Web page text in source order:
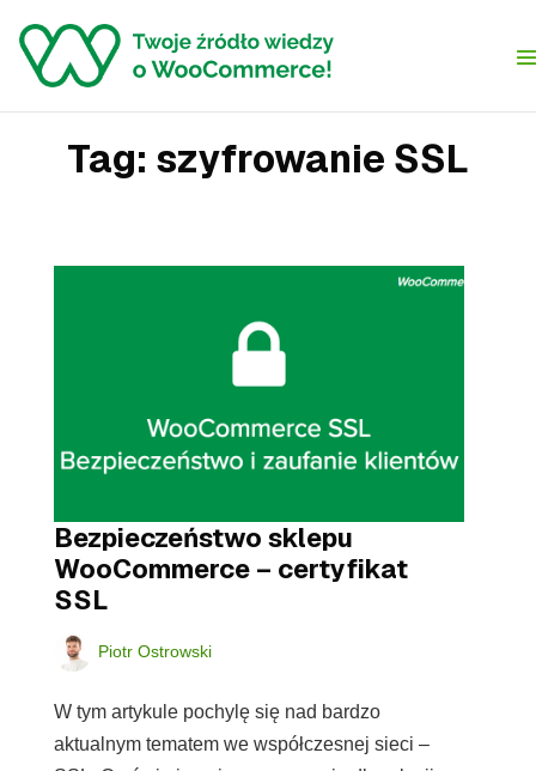
Tag: szyfrowanie SSL
Bezpieczeństwo sklepu WooCommerce – certyfikat SSL
Bezpieczeństwo sklepu
WooCommerce – certyfikat
SSL
Piotr Ostrowski
W tym artykule pochylę się nad bardzo
aktualnym tematem we współczesnej sieci –